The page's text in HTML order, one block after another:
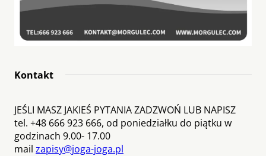
Kontakt
JEŚLI MASZ JAKIEŚ PYTANIA ZADZWOŃ LUB NAPISZ
tel. +48 666 923 666, od poniedziałku do piątku w
godzinach 9.00- 17.00
mail zapisy@joga-joga.pl